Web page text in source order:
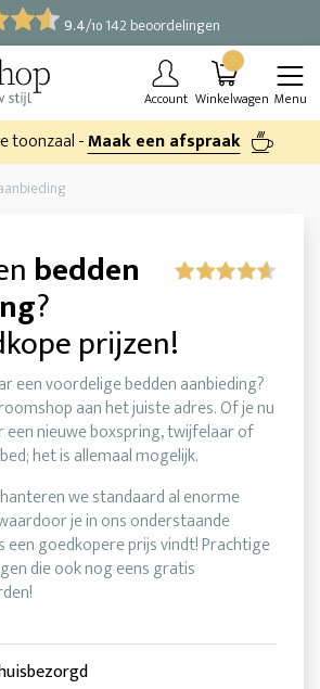
9.4/10 142 beoordelingen
Account Winkelwagen Menu
toonzaal -Maak een afspraak
bedden
?
prijzen!
een voordelige bedden aanbieding?
aan het juiste adres. Of je nu
een nieuwe boxspring, twijfelaar of
het is allemaal mogelijk.
we standaard al enorme
je in ons onderstaande
een goedkopere prijs vindt! Prachtige
die ook nog eens gratis